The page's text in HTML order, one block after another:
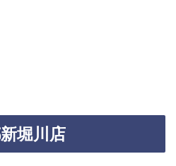
堀川店